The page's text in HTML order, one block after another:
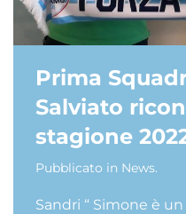
Prima
Salviato
stagione
Pubblicato in News.
Sandri “ Simone è